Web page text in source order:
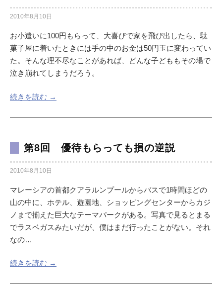
2010年8月10日
お小遣いに100円もらって、大喜びで家を飛び出したら、駄
菓子屋に着いたときには手の中のお金は50円玉に変わってい
た。そんな理不尽なことがあれば、どんな子どももその場で
泣き崩れてしまうだろう。
続きを読む →
第8回 優待もらっても損の逆説
2010年8月10日
マレーシアの首都クアラルンプールからバスで1時間ほどの
山の中に、ホテル、遊園地、ショッピングセンターからカジ
ノまで揃えた巨大なテーマパークがある。写真で見るとまる
でラスベガスみたいだが、僕はまだ行ったことがない。それ
なの…
続きを読む →